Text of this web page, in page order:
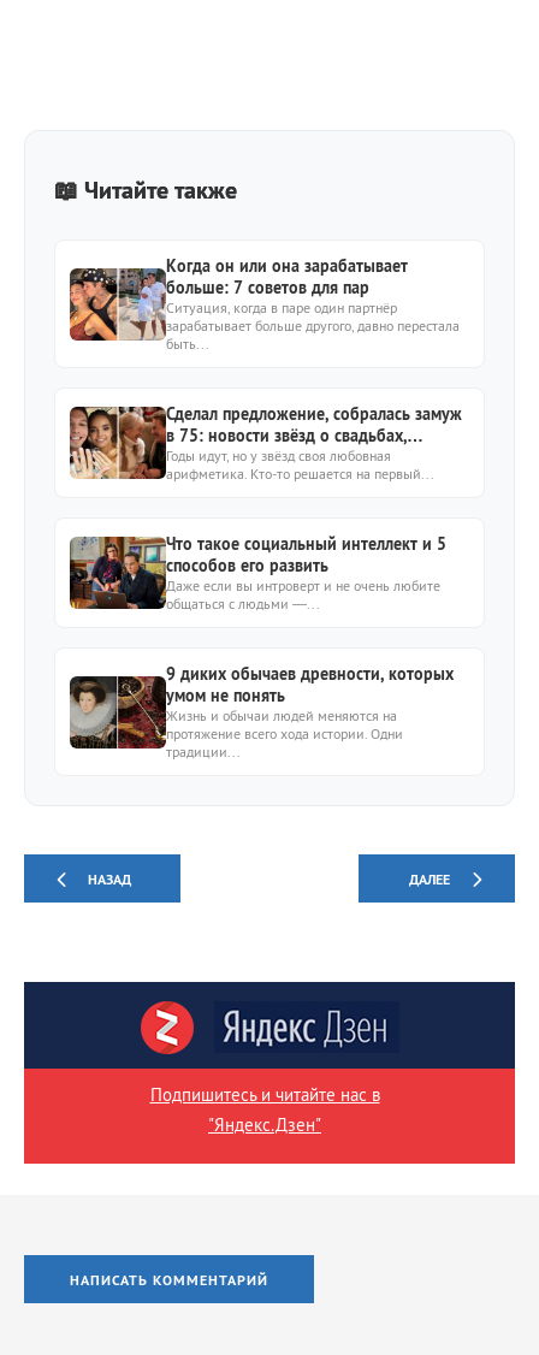
📖 Читайте также
Когда он или она зарабатывает
больше: 7 советов для пар
Ситуация, когда в паре один партнёр
зарабатывает больше другого, давно перестала
быть...
Сделал предложение, собралась замуж
в 75: новости звёзд о свадьбах,
годовщинах и помолвках
Годы идут, но у звёзд своя любовная
арифметика. Кто-то решается на первый...
Что такое социальный интеллект и 5
способов его развить
Даже если вы интроверт и не очень любите
общаться с людьми —...
9 диких обычаев древности, которых
умом не понять
Жизнь и обычаи людей меняются на
протяжение всего хода истории. Одни
традиции...
НАЗАД ДАЛЕЕ
Подпишитесь и читайте нас в
"Яндекс.Дзен"
НАПИСАТЬ КОММЕНТАРИЙ